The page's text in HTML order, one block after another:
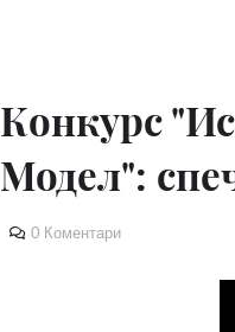
Конкурс
Модел":
0 Коментари